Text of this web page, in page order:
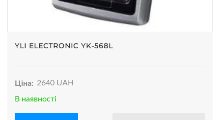
YLI ELECTRONIC YK-568L
Ціна: 2640 UAH
В наявності